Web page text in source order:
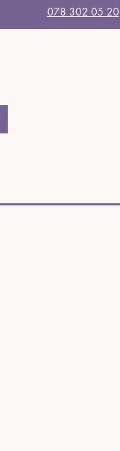
078 302 05 20